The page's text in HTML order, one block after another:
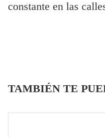
constante en las
TAMBIÉN TE